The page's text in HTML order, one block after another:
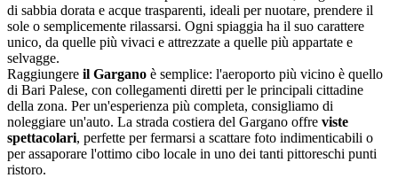
di sabbia dorata e acque trasparenti, ideali per nuotare, prendere il
sole o semplicemente rilassarsi. Ogni spiaggia ha il suo carattere
unico, da quelle più vivaci e attrezzate a quelle più appartate e
selvagge.
Raggiungere il Gargano è semplice: l'aeroporto più vicino è quello
di Bari Palese, con collegamenti diretti per le principali cittadine
della zona. Per un'esperienza più completa, consigliamo di
noleggiare un'auto. La strada costiera del Gargano offre viste
spettacolari, perfette per fermarsi a scattare foto indimenticabili o
per assaporare l'ottimo cibo locale in uno dei tanti pittoreschi punti
ristoro.